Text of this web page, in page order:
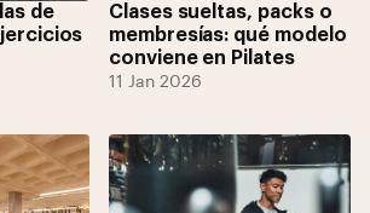
de
Clases sueltas, packs o
membresías: qué modelo
conviene en Pilates
11 Jan 2026